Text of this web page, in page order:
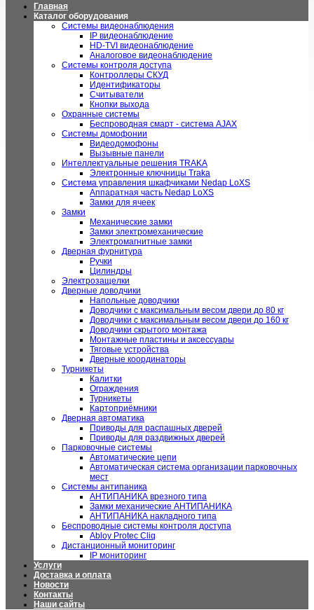
Главная
Каталог оборудования
Системы видеонаблюдения
IP видеонаблюдение
HD-TVI видеонаблюдение
Аналоговое видеонаблюдение
Системы контроля доступа
Контроллеры СКУД
Идентификаторы
Считыватели
Кнопки выхода
Охранные системы
Беспроводная смарт - система AJAX
Системы домофонии
Видеодомофоны
Вызывные панели
Интеллектуальные решения TRAKA
Электронные ключницы Traka
Система управления шкафчиками Nedap LoXS
Аппаратная часть Nedap LoXS
Замки для ячеек
Замки
Механические замки
Замки электромеханические
Электромагнитные замки
Дверная фурнитура
Ручки
Цилиндры
Электрозащелки
Дверные доводчики
Напольные доводчики
Доводчики с максимальным весом двери до 80 кг
Доводчики с максимальным весом двери до 160 кг
Доводчики скрытого монтажа
Монтажные пластины и аксессуары
Тяговые устройства
Дверные координаторы
Турникеты
Калитки
Ограждения
Турникеты
Картоприёмники
Дверная автоматика
Приводы для распашных дверей
Приводы для раздвижных дверей
Парковочные системы
Автоматические цепи
Автоматическая система организации парковочных
мест
Системы антипаника
АНТИПАНИКА врезного типа
Замки механические АНТИПАНИКА
АНТИПАНИКА накладного типа
Беспроводные системы контроля доступа
Abloy Protec Cliq
Дистанционный мониторинг
IP мониторинг
Услуги
Доставка и оплата
Новости
Контакты
Наши сайты